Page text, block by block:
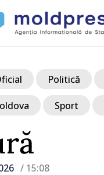
/ 15:08
Politică
Sport